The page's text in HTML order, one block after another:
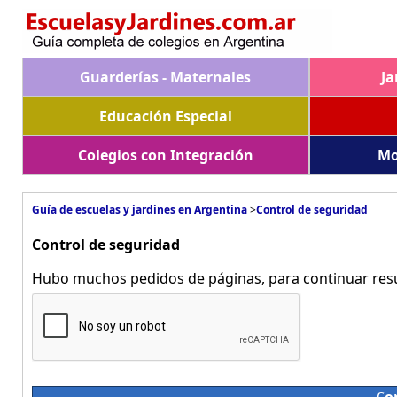
Guarderías - Maternales
Educación Especial
Colegios con Integración
Guía de escuelas y jardines en Argentina>Control de seguridad
Control de seguridad
Hubo muchos pedidos de páginas, para continuar